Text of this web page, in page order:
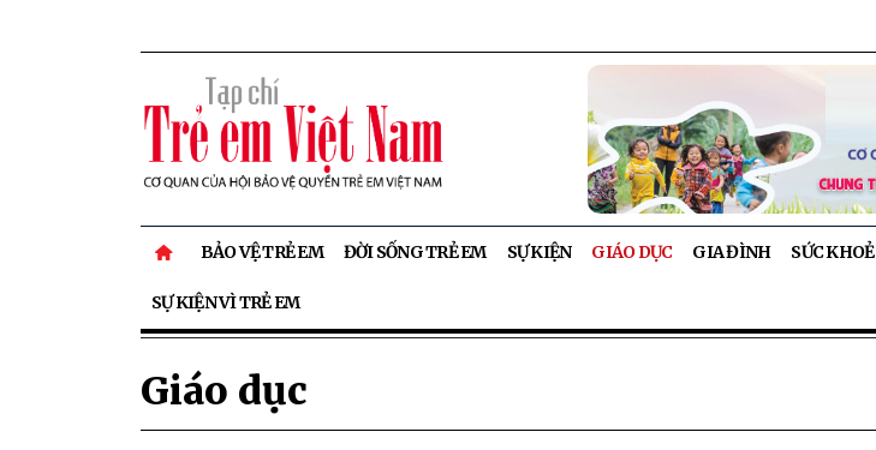
BẢO VỆ TRẺ EM ĐỜI SỐNG TRẺ EM SỰ KIỆN GIÁO DỤC GIA ĐÌNH SỨC KHOẺ
SỰ KIỆN VÌ TRẺ EM
Giáo dục